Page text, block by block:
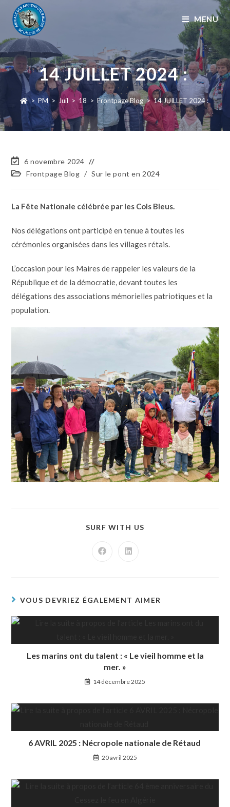
MENU
14 JUILLET 2024 :
> PM > Juil > 18 > Frontpage Blog > 14 JUILLET 2024 :
6 novembre 2024
Frontpage Blog / Sur le pont en 2024
La Fête Nationale célébrée par les Cols Bleus.
Nos délégations ont participé en tenue à toutes les
cérémonies organisées dans les villages rétais.
L’occasion pour les Maires de rappeler les valeurs de la
République et de la démocratie, devant toutes les
délégations des associations mémorielles patriotiques et la
population.
SURF WITH US
VOUS DEVRIEZ ÉGALEMENT AIMER
Les marins ont du talent : « Le vieil homme et la
mer. »
14 décembre 2025
6 AVRIL 2025 : Nécropole nationale de Rétaud
20 avril 2025